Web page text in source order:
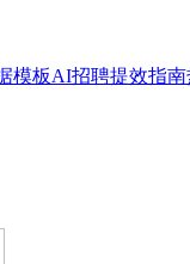
模板AI招聘提效指南